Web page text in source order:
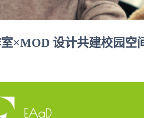
×MOD 设计共建校园空